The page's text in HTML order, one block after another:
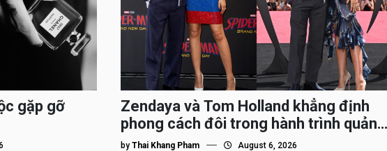
gặp gỡ
Zendaya và Tom Holland khẳng định
phong cách đôi trong hành trình quảng
bá Spider-Man
by Thai Khang Pham August 6, 2026